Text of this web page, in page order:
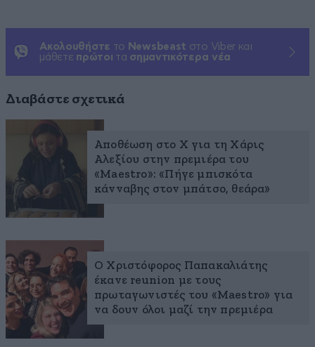
Ακολουθήστε το Newsbeast στο Viber και
μάθετε πρώτοι τα σημαντικότερα νέα
Διαβάστε σχετικά
Αποθέωση στο X για τη Χάρις
Αλεξίου στην πρεμιέρα του
«Maestro»: «Πήγε μπισκότα
κάνναβης στον μπάτσο, θεάρα»
Ο Χριστόφορος Παπακαλιάτης
έκανε reunion με τους
πρωταγωνιστές του «Maestro» για
να δουν όλοι μαζί την πρεμιέρα